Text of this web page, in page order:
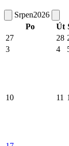
Srpen2026
Po
Út
27
28
3
4
10 11